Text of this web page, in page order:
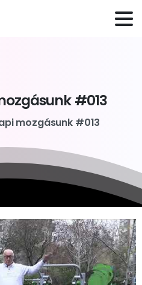
#013
mozgásunk #013